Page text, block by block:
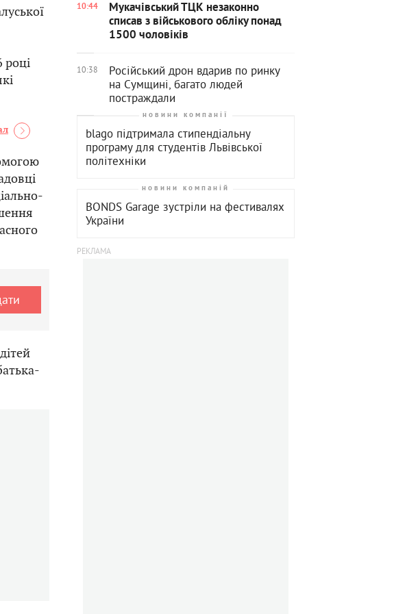
році
10:44
Мукачівський ТЦК незаконно
списав з військового обліку понад
1500 чоловіків
10:38
Російський дрон вдарив по ринку
на Сумщині, багато людей
постраждали
новини компанії
blago підтримала стипендіальну
програму для студентів Львівської
політехніки
новини компаній
BONDS Garage зустріли на фестивалях
України